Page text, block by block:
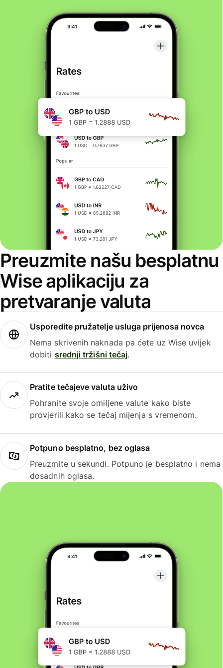
Preuzmite našu besplatnu
Wise aplikaciju za
pretvaranje valuta
Usporedite pružatelje usluga prijenosa novca
Nema skrivenih naknada pa ćete uz Wise uvijek
dobiti srednji tržišni tečaj.
Pratite tečajeve valuta uživo
Pohranite svoje omiljene valute kako biste
provjerili kako se tečaj mijenja s vremenom.
Potpuno besplatno, bez oglasa
Preuzmite u sekundi. Potpuno je besplatno i nema
dosadnih oglasa.